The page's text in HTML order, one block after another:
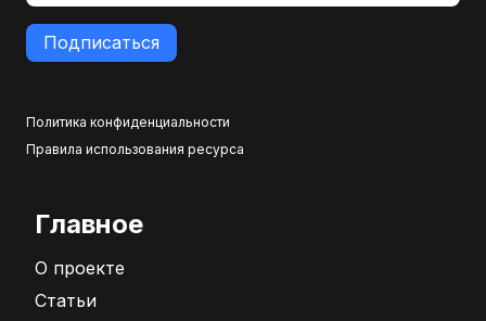
Подписаться
Политика конфиденциальности
Правила использования ресурса
Главное
О проекте
Статьи